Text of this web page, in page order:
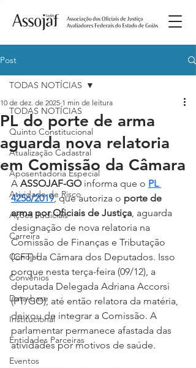
Post
TODAS NOTÍCIAS
Quinto Constitucional
Atualização Cadastral
Aposentadoria Especial
Atividade de Risco
Ações Judiciais
Carreira
Conojaf
Convênios
Data-base
Institucional
Entidades Parceiras
Eventos
TODAS NOTÍCIAS
PL do porte de arma
aguarda nova relatoria
em Comissão da Câmara
10 de dez. de 2025 1 min de leitura
A ASSOJAF-GO informa que o PL
4256/2019, que autoriza o porte de
arma por Oficiais de Justiça, aguarda
designação de nova relatoria na
Comissão de Finanças e Tributação
(CFT) da Câmara dos Deputados. Isso
porque nesta terça-feira (09/12), a
deputada Delegada Adriana Accorsi
(PT/GO), até então relatora da matéria,
deixou de integrar a Comissão. A
parlamentar permanece afastada das
atividades por motivos de saúde.